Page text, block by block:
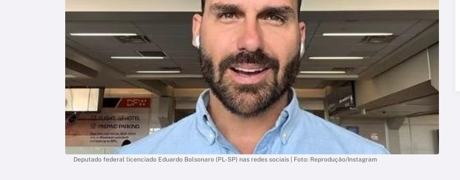
Deputado federal licenciado Eduardo Bolsonaro (PL-SP) nas redes sociais | Foto: Reprodução/Instagram